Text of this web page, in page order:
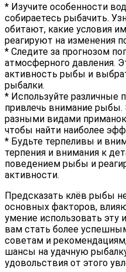
* Изучите особенности
собираетесь рыбачить.
обитают, какие условия
реагируют на изменения
* Следите за прогнозом
атмосферного давления.
активность рыбы и
рыбалки.
* Используйте различные
привлечь внимание рыбы.
разными видами
чтобы найти наиболее
* Будьте терпеливы и
терпения и внимания к
поведением рыбы и
активности.
Предсказать клёв рыбы
основных факторов,
умение использовать
вам стать более
советам и
шансы на удачную
удовольствия от этого